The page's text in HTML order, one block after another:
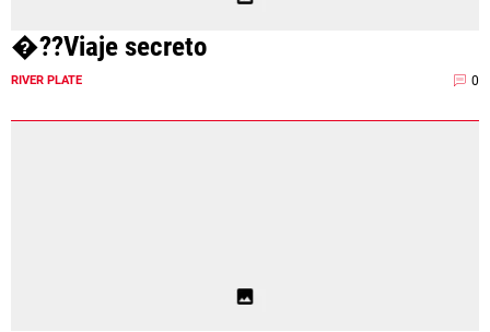
�??Viaje secreto
RIVER PLATE 0